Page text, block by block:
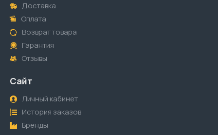
Доставка
Оплата
Возврат товара
Гарантия
Отзывы
Сайт
Личный кабинет
История заказов
Бренды